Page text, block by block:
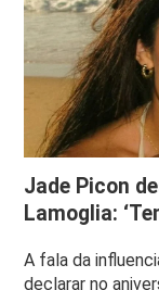
Jade Picon
Lamoglia:
A fala da
declarar no